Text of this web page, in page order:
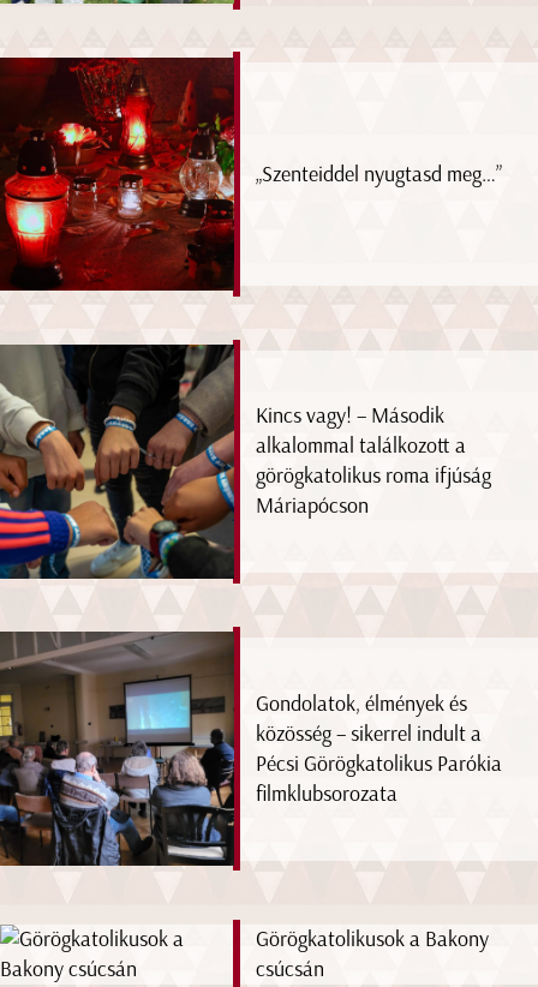
„Szenteiddel nyugtasd meg…”
Kincs vagy! – Második
alkalommal találkozott a
görögkatolikus roma ifjúság
Máriapócson
Gondolatok, élmények és
közösség – sikerrel indult a
Pécsi Görögkatolikus Parókia
filmklubsorozata
Görögkatolikusok a Bakony
csúcsán